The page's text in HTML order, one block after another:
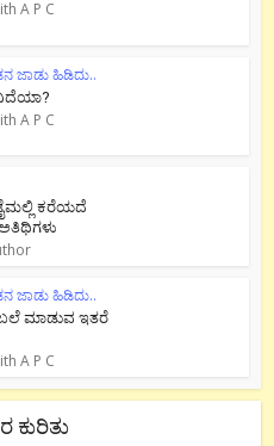
A P C
ಜಾಡು ಹಿಡಿದು..
A P C
ಕರೆಯದೆ
ಜಾಡು ಹಿಡಿದು..
ಮಾಡುವ ಇತರೆ
A P C
ಕುರಿತು